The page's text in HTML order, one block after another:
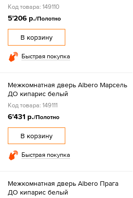
Код товара: 149110
5'206 р./Полотно
В корзину
Быстрая покупка
Межкомнатная дверь Albero Марсель
ДО кипарис белый
Код товара: 149111
6'431 р./Полотно
В корзину
Быстрая покупка
Межкомнатная дверь Albero Прага
ДО кипарис белый